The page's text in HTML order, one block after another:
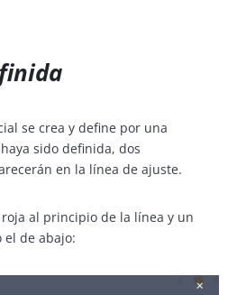
se crea y define por una
sido definida, dos
en la línea de ajuste.
al principio de la línea y un
el de abajo: